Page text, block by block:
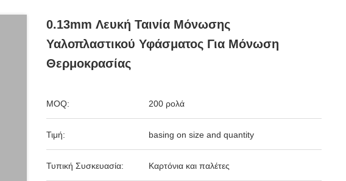
0.13mm Λευκή Ταινία Μόνωσης
Υαλοπλαστικού Υφάσματος Για Μόνωση
Θερμοκρασίας
MOQ: 200 ρολά
Τιμή: basing on size and quantity
Τυπική Συσκευασία: Καρτόνια και παλέτες